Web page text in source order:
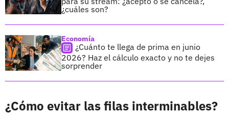
¿cuáles son?
Economía
¿Cuánto te llega de prima en junio
2026? Haz el cálculo exacto y no te dejes
sorprender
¿Cómo evitar las filas interminables?